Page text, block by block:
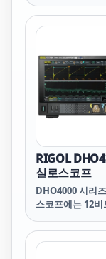
인이 가능합니다.
RIGOL
실로스코프
DHO4000 시리
스코프에는 12비
"Centarus: 칩
되어 있습니다.